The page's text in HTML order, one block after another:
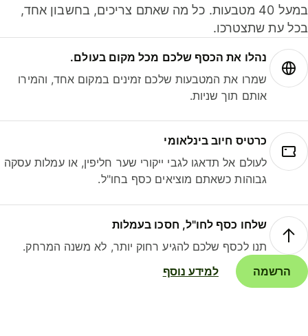
במעל 40 מטבעות. כל מה שאתם צריכים, בחשבון אחד,
עת שתצטרכו.
נהלו את הכסף שלכם מכל מקום בעולם.
שמרו את המטבעות שלכם זמינים במקום אחד, והמירו
אותם תוך שניות.
כרטיס חיוב בינלאומי
לעולם אל תדאגו לגבי ייקורי שער חליפין, או עמלות עסקה
גבוהות כשאתם מוציאים כסף בחו"ל.
שלחו כסף לחו"ל, חסכו בעמלות
תנו לכסף שלכם להגיע רחוק יותר, לא משנה המרחק.
הרשמה
למידע נוסף